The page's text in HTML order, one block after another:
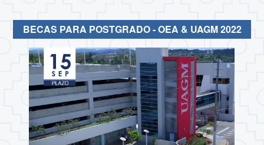
BECAS PARA POSTGRADO - OEA & UAGM 2022